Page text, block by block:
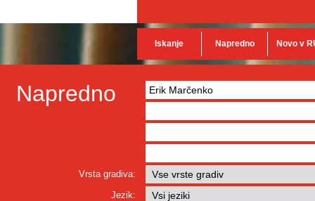
Iskanje Napredno Novo v
Napredno
Vrsta gradiva:
Jezik: